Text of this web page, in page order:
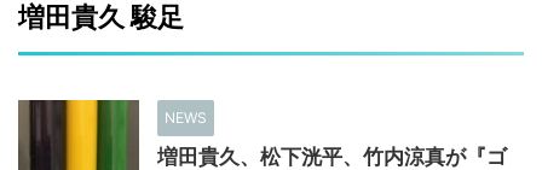
増田貴久 駿足
NEWS
増田貴久、松下洸平、竹内涼真が『ゴ